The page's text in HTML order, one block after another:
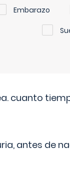
Embarazo
cuanto
antes de